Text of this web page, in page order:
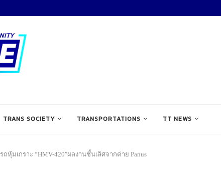
TRANS SOCIETY TRANSPORTATIONS TT NEWS
รถหุ้มเกราะ “HMV-420″ผลงานชั้นเลิศจากค่าย Panus